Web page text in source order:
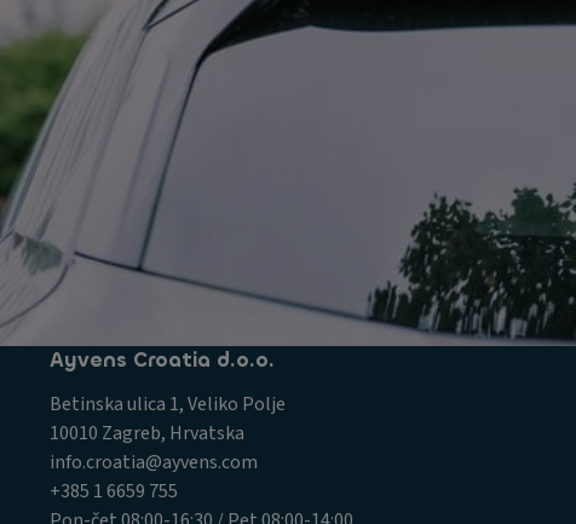
Ayvens Croatia d.o.o.
Betinska ulica 1, Veliko Polje
10010 Zagreb, Hrvatska
info.croatia@ayvens.com
+385 1 6659 755